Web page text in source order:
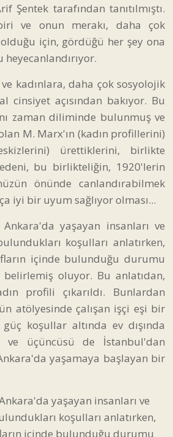
Şentek tarafından tanıtılmıştı.
ve onun merakı, daha çok
için, gördüğü her şey ona
kadınlara, daha çok sosyolojik
cinsiyet açısından bakıyor. Bu
zaman diliminde bulunmuş ve
M. Marx'ın (kadın profillerini)
ürettiklerini, birlikte
bu birlikteliğin, 1920'lerin
önünde canlandırabilmek
iyi bir uyum sağlıyor olması...
yaşayan insanları ve
koşulları anlatırken,
içinde bulunduğu durumu
belirlemiş oluyor. Bu anlatıdan,
profili çıkarıldı. Bunlardan
atölyesinde çalışan işçi eşi bir
koşullar altında ev dışında
ve üçüncüsü de İstanbul'dan
yaşamaya başlayan bir
yaşayan insanları ve
koşulları anlatırken,
içinde bulunduğu durumu